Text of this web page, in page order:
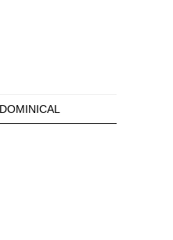
DOMINICAL